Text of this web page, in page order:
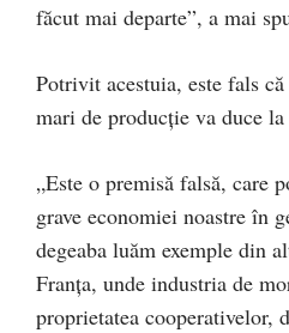
făcut mai departe”, a mai
Potrivit acestuia, este fals
mari de producţie va duce
„Este o premisă falsă, care
grave economiei noastre în
degeaba luăm exemple din
Franţa, unde industria de
proprietatea cooperativelor,